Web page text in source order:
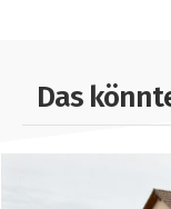
Das